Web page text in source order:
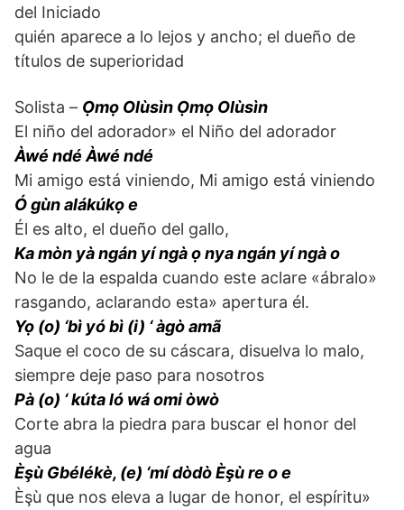
del Iniciado
quién aparece a lo lejos y ancho; el dueño de
títulos de superioridad
Solista – Ọmọ Olùsìn Ọmọ Olùsìn
El niño del adorador» el Niño del adorador
Àwé ndé Àwé ndé
Mi amigo está viniendo, Mi amigo está viniendo
Ó gùn alákúkọ e
Él es alto, el dueño del gallo,
Ka mòn yà ngán yí ngà ọ nya ngán yí ngà o
No le de la espalda cuando este aclare «ábralo»
rasgando, aclarando esta» apertura él.
Yọ (o) ‘bì yó bì (i) ‘ àgò amã
Saque el coco de su cáscara, disuelva lo malo,
siempre deje paso para nosotros
Pà (o) ‘ kúta ló wá omi òwò
Corte abra la piedra para buscar el honor del
agua
Èşù Gbélékè, (e) ‘mí dòdò Èşù re o e
Èşù que nos eleva a lugar de honor, el espíritu»